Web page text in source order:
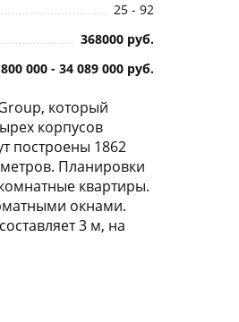
25 - 92
368000 руб.
000 - 34 089 000 руб.
который
корпусов
построены 1862
Планировки
квартиры.
окнами.
3 м, на